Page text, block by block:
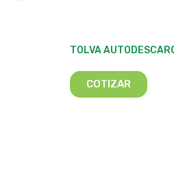
TOLVA
COTIZAR